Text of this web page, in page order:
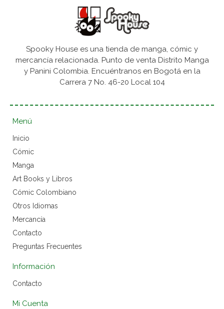
Spooky House es una tienda de manga, cómic y
mercancía relacionada. Punto de venta Distrito Manga
y Panini Colombia. Encuéntranos en Bogotá en la
Carrera 7 No. 46-20 Local 104
Menú
Inicio
Cómic
Manga
Art Books y Libros
Cómic Colombiano
Otros Idiomas
Mercancía
Contacto
Preguntas Frecuentes
Información
Contacto
Mi Cuenta